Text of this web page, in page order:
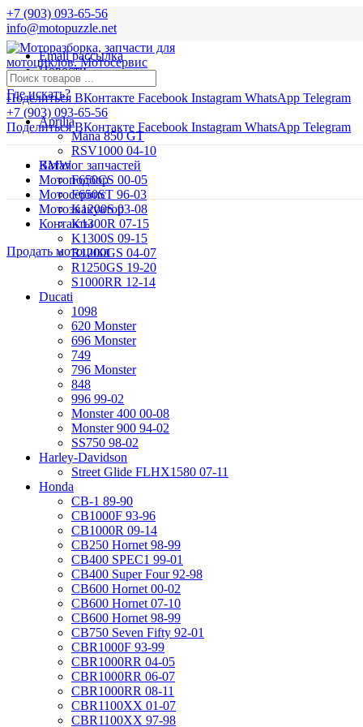
+7 (903) 093-65-56
info@motopuzzle.net
Email рассылка
Новости
Поделиться ВКонтакте Facebook Instagram WhatsApp Telegram
+7 (903) 093-65-56
Поделиться ВКонтакте Facebook Instagram WhatsApp Telegram
Где искать?
Aprilia
Mana 850 GT
RSV1000 04-10
BMW
F650CS 00-05
F650ST 96-03
K1200S 03-08
K1300R 07-15
K1300S 09-15
R1200GS 04-07
R1250GS 19-20
S1000RR 12-14
Ducati
1098
620 Monster
696 Monster
749
796 Monster
848
996 99-02
Monster 400 00-08
Monster 900 94-02
SS750 98-02
Harley-Davidson
Street Glide FLHX1580 07-11
Honda
CB-1 89-90
CB1000F 93-96
CB1000R 09-14
CB250 Hornet 98-99
CB400 SPEC1 99-01
CB400 Super Four 92-98
CB600 Hornet 00-02
CB600 Hornet 07-10
CB600 Hornet 98-99
CB750 Seven Fifty 92-01
CBR1000F 93-99
CBR1000RR 04-05
CBR1000RR 06-07
CBR1000RR 08-11
CBR1100XX 01-07
CBR1100XX 97-98
Каталог запчастей
Мотоподбор
Мотосервис
Мотоэвакуатор
Контакты
Продать мотоцикл